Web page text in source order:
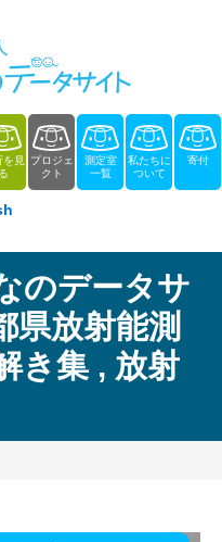
を見
る
プロジェ
クト
測定室
一覧
私たちに
ついて
寄付
のデータサ
県放射能測
き集 , 放射